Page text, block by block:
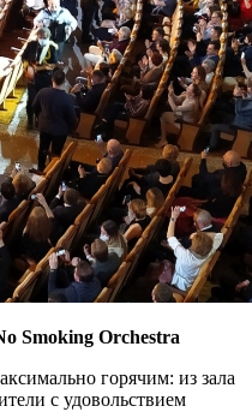
Smoking Orchestra
горячим: из зала
с удовольствием